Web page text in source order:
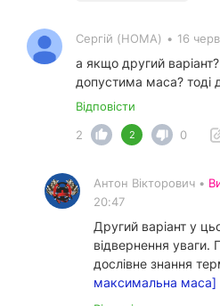
Сергій (HOMA) • 16
а якщо другий
допустима маса? тоді
Відповісти
2
2 0
Антон Вікторович •
20:47
Другий варіант у
відвернення уваги.
дослівне знання
максимальна маса]